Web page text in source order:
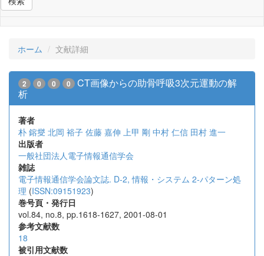
ホーム 文献詳細
2 0 0 0
CT画像からの助骨呼吸3次元運動の解
析
著者
朴 鎔燮 北岡 裕子 佐藤 嘉伸 上甲 剛 中村 仁信 田村 進一
出版者
一般社団法人電子情報通信学会
雑誌
電子情報通信学会論文誌. D-2, 情報・システム 2-パターン処
理 (ISSN:09151923)
巻号頁・発行日
vol.84, no.8, pp.1618-1627, 2001-08-01
参考文献数
18
被引用文献数